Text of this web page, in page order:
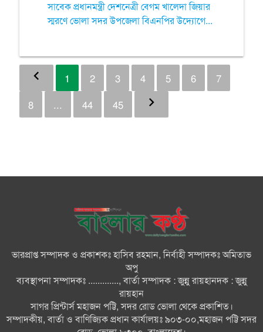
সাবেক প্রধানমন্ত্রী দেশনেত্রী বেগম খালেদা জিয়ার
স্মরণে ভোলা সদর উপজেলা বিএনপির উদ্যোগে...
chevron_left 1 2 3 4 5 6 7
8 ... 44 45 chevron_right
ভারপ্রাপ্ত সম্পাদক ও প্রকাশকঃ হাসিব রহমান, নির্বাহী সম্পাদকঃ অমিতাভ
অপু
ব্যবস্থাপনা সম্পাদকঃ ............., বার্তা সম্পাদক : জুন্নু রায়হানদক : জুন্নু
রায়হান
সাগর প্রিন্টার্স মহাজন পট্টি, সদর রোড ভোলা থেকে প্রকাশিত।
সম্পাদকীয়, বার্তা ও বাণিজ্যিক প্রধান কার্যালয়ঃ ৯০৩-০০,মহাজন পট্টি সদর